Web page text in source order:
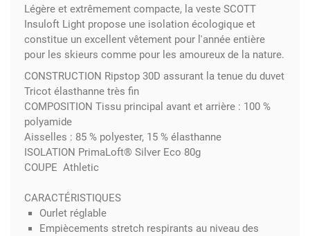
Légère et extrêmement compacte, la veste SCOTT
Insuloft Light propose une isolation écologique et
constitue un excellent vêtement pour l'année entière
pour les skieurs comme pour les amoureux de la nature.
CONSTRUCTION Ripstop 30D assurant la tenue du duvet
Tricot élasthanne très fin
COMPOSITION Tissu principal avant et arrière : 100 %
polyamide
Aisselles : 85 % polyester, 15 % élasthanne
ISOLATION PrimaLoft® Silver Eco 80g
COUPE Athletic
CARACTÉRISTIQUES
Ourlet réglable
Empiècements stretch respirants au niveau des